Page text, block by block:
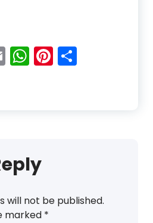
EmailWhatsApp
Pinterest
will not be published.
marked *